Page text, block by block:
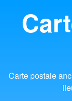
Carte postale